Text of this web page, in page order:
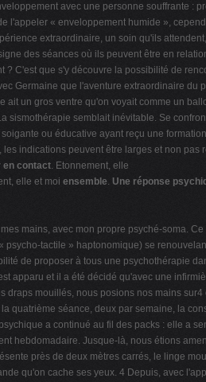
avec une personne souffrante :
l'appeler « enveloppement humide »,
extraordinaire, un soin qu'ils
des séances où ils peuvent être en
C'est que s'y découvre la possibilité de
Germaine que l'aventure extraordinaire
un gros ventre qu'on voyait comme un
semblait inévitable. Se
ou éducative ayant reçu une
indications peuvent être larges et non
en contact. Etonnement, elle
elle et moi ensemble. Une réponse
mains, avec mon propre psyché-soma.
tactile » haptonomique) se
de proposer à tous une psychothérapie
apparu et il a été décidé qu'avec une
mouillés, nous posions nos mains
quatrième séance, deux par semaine, la
a continué au fil des packs : elle a
hebdomadaire. Jusque-là, nous étions
près de deux mètres carrés, le linge
qu'on cache ses yeux. 4 Depuis, avec